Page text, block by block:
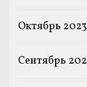
Октябрь 2023
Сентябрь